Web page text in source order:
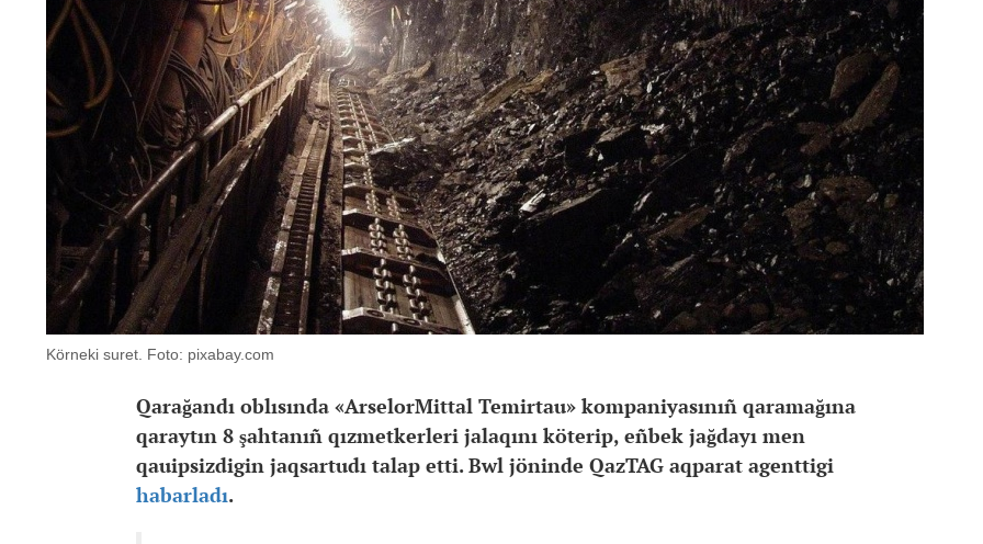
Körneki suret. Foto: pixabay.com
Qarağandı oblısında «ArselorMittal Temirtau» kompaniyasınıñ qaramağına
qaraytın 8 şahtanıñ qızmetkerleri jalaqını köterip, eñbek jağdayı men
qauipsizdigin jaqsartudı talap etti. Bwl jöninde QazTAG aqparat agenttigi
habarladı.